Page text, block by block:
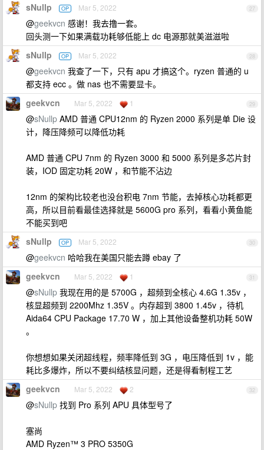
27
sNullp OP Mar 5, 2022
@geekvcn 感谢！我去撸一套。
回头测一下如果满载功耗够低能上 dc 电源那就美滋滋啦
28
sNullp OP Mar 5, 2022
@geekvcn 我查了一下，只有 apu 才搞这个。ryzen 普通的 u
都支持 ecc 。做 nas 也不需要显卡。
29
geekvcn Mar 5, 2022 1
@sNullp AMD 普通 CPU12nm 的 Ryzen 2000 系列是单 Die 设
计，降压降频可以降低功耗
AMD 普通 CPU 7nm 的 Ryzen 3000 和 5000 系列是多芯片封
装，IOD 固定功耗 20W ，和节能不沾边
12nm 的架构比较老也没台积电 7nm 节能，去掉核心功耗都更
高，所以目前看最佳选择就是 5600G pro 系列，看看小黄鱼能
不能买到吧
30
sNullp OP Mar 5, 2022
@geekvcn 哈哈我在美国只能去蹲 ebay 了
31
geekvcn Mar 5, 2022 1
@sNullp 我现在用的是 5700G ，超频到全核心 4.6G 1.35v ，
核显超频到 2200Mhz 1.35V 。内存超到 3800 1.45v ，待机
Aida64 CPU Package 17.70 W ，加上其他设备整机功耗 50W
。
你想想如果关闭超线程，频率降低到 3G ，电压降低到 1v ，能
耗比多爆炸，所以不要纠结核显问题，还是得看制程工艺
32
geekvcn Mar 5, 2022 2
@sNullp 找到 Pro 系列 APU 具体型号了
塞尚
AMD Ryzen™ 3 PRO 5350G